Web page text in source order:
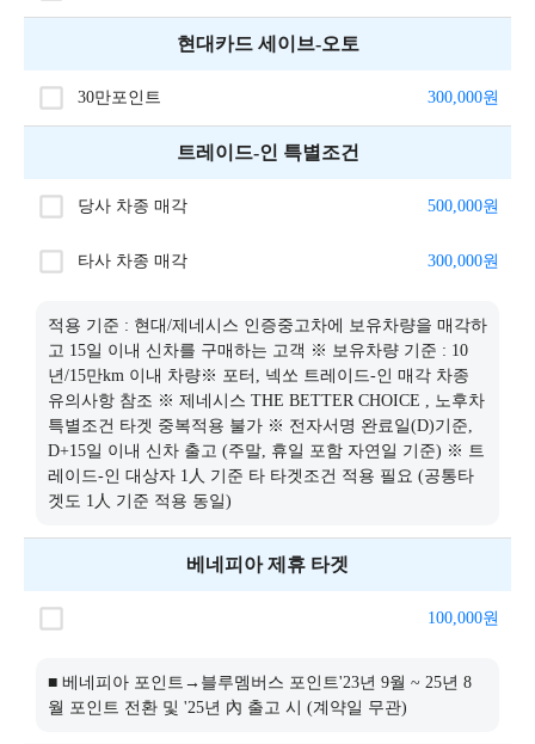
현대카드 세이브-오토
30만포인트 300,000원
트레이드-인 특별조건
당사 차종 매각 500,000원
타사 차종 매각 300,000원
적용 기준 : 현대/제네시스 인증중고차에 보유차량을 매각하
고 15일 이내 신차를 구매하는 고객 ※ 보유차량 기준 : 10
년/15만km 이내 차량※ 포터, 넥쏘 트레이드-인 매각 차종
유의사항 참조 ※ 제네시스 THE BETTER CHOICE , 노후차
특별조건 타겟 중복적용 불가 ※ 전자서명 완료일(D)기준,
D+15일 이내 신차 출고 (주말, 휴일 포함 자연일 기준) ※ 트
레이드-인 대상자 1人 기준 타 타겟조건 적용 필요 (공통타
겟도 1人 기준 적용 동일)
베네피아 제휴 타겟
100,000원
■ 베네피아 포인트→블루멤버스 포인트'23년 9월 ~ 25년 8
월 포인트 전환 및 '25년 內 출고 시 (계약일 무관)